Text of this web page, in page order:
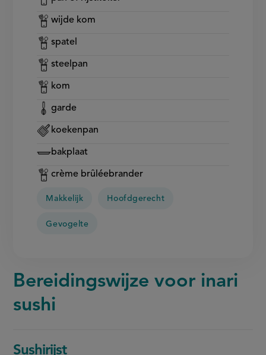
wijde kom
spatel
steelpan
kom
garde
koekenpan
bakplaat
crème brûléebrander
Makkelijk Hoofdgerecht
Gevogelte
Bereidingswijze voor inari
sushi
Sushirijst